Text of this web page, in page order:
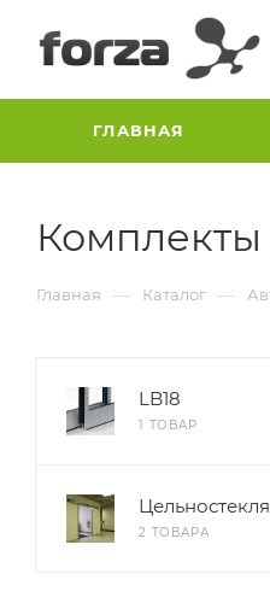
ГЛАВНАЯ
Комплекты
Главная — Каталог —
LB18
1 ТОВАР
2 ТОВАРА